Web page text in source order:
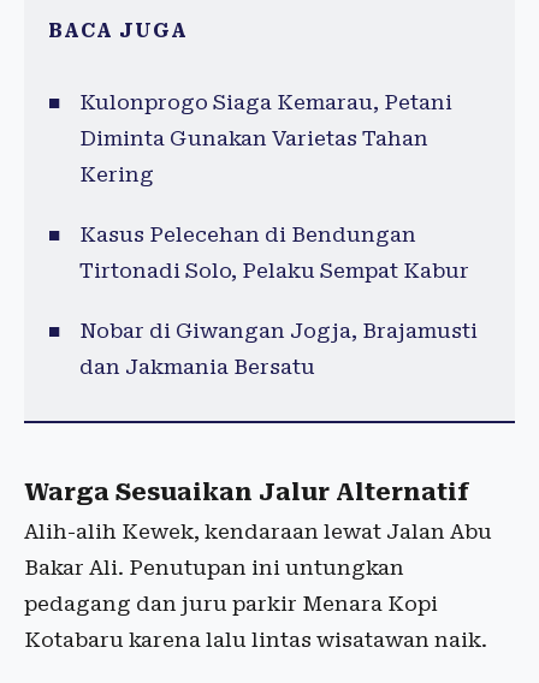
BACA JUGA
Kulonprogo Siaga Kemarau, Petani
Diminta Gunakan Varietas Tahan
Kering
Kasus Pelecehan di Bendungan
Tirtonadi Solo, Pelaku Sempat Kabur
Nobar di Giwangan Jogja, Brajamusti
dan Jakmania Bersatu
Warga Sesuaikan Jalur Alternatif
Alih-alih Kewek, kendaraan lewat Jalan Abu
Bakar Ali. Penutupan ini untungkan
pedagang dan juru parkir Menara Kopi
Kotabaru karena lalu lintas wisatawan naik.